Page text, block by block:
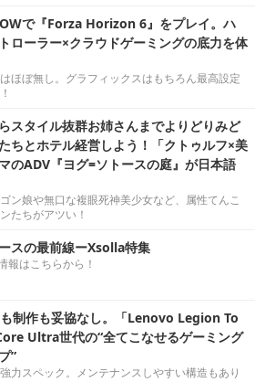
で『Forza Horizon 6』をプレイ。ハ
ローラー×クラウドゲーミングの底力を体
ほぼ無し。グラフィックスはもちろん最高設定
スタイル抜群お姉さんまでよりどりみど
ちとホテル経営しよう！「クトゥルフ×美
のADV『ヨグ=ソトースの庭』が日本語
ン娘や無口な複眼死神美少女など、属性てんこ
たちがアツい！
スの最前線ーXsolla特集
報はこちらから！
制作も妥協なし。「Lenovo Legion To
Ultra世代の“全てこなせるゲーミング
”
力スペック。メンテナンスしやすい構造もあり